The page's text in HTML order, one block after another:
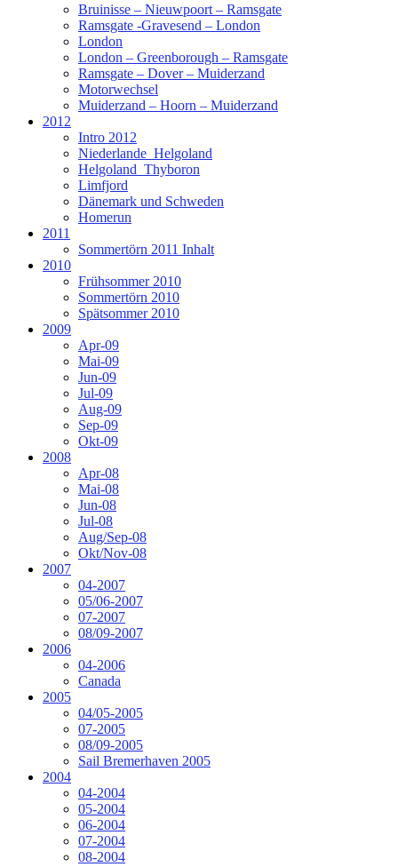
Bruinisse – Nieuwpoort – Ramsgate
Ramsgate -Gravesend – London
London
London – Greenborough – Ramsgate
Ramsgate – Dover – Muiderzand
Motorwechsel
Muiderzand – Hoorn – Muiderzand
2012
Intro 2012
Niederlande_Helgoland
Helgoland_Thyboron
Limfjord
Dänemark und Schweden
Homerun
2011
Sommertörn 2011 Inhalt
2010
Frühsommer 2010
Sommertörn 2010
Spätsommer 2010
2009
Apr-09
Mai-09
Jun-09
Jul-09
Aug-09
Sep-09
Okt-09
2008
Apr-08
Mai-08
Jun-08
Jul-08
Aug/Sep-08
Okt/Nov-08
2007
04-2007
05/06-2007
07-2007
08/09-2007
2006
04-2006
Canada
2005
04/05-2005
07-2005
08/09-2005
Sail Bremerhaven 2005
2004
04-2004
05-2004
06-2004
07-2004
08-2004